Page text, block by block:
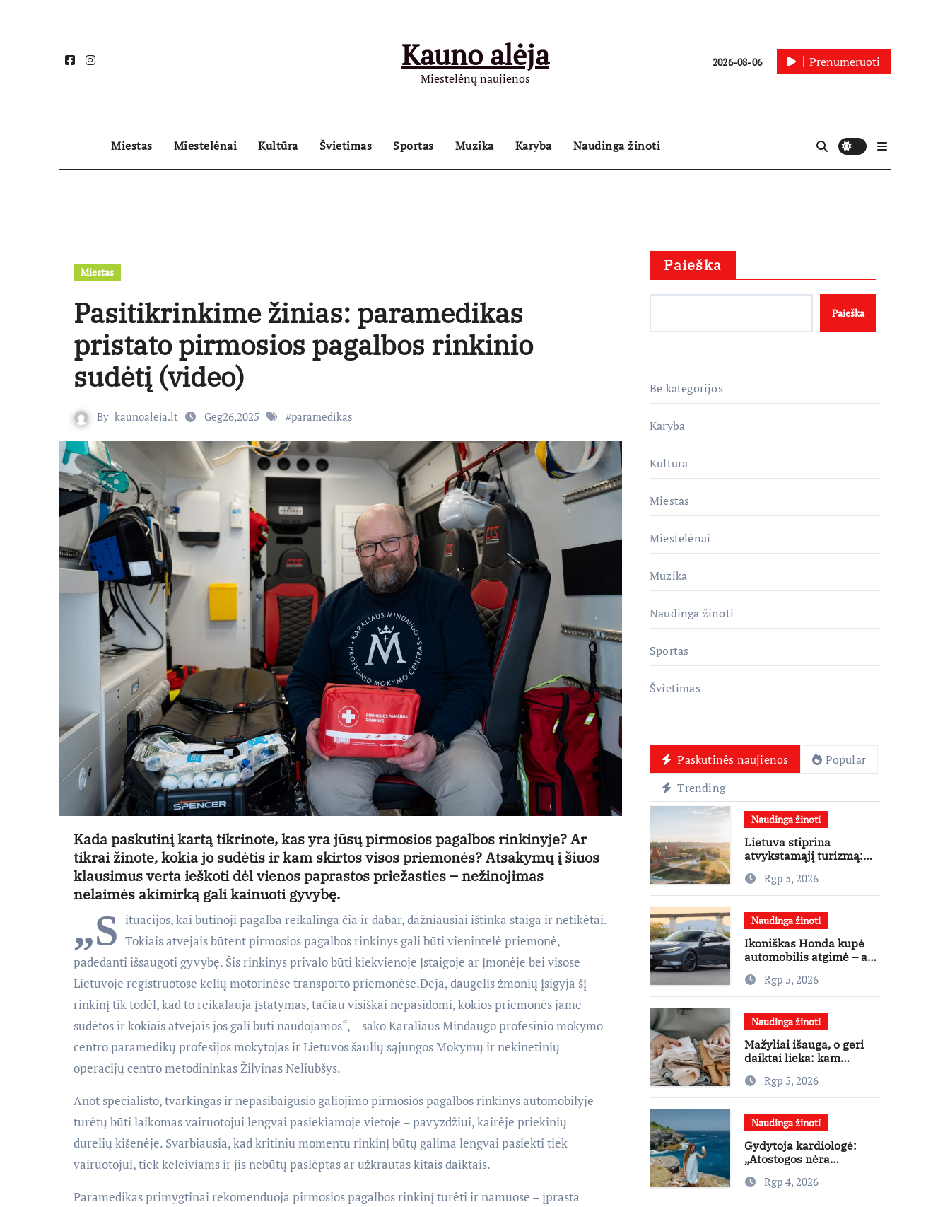
Kauno alėja
Miestelėnų naujienos
2026-08-06 Prenumeruoti
Miestas Miestelėnai Kultūra Švietimas Sportas Muzika Karyba Naudinga žinoti
Miestas
Pasitikrinkime žinias: paramedikas
pristato pirmosios pagalbos rinkinio
sudėtį (video)
By kaunoaleja.lt Geg26,2025 #paramedikas
Kada paskutinį kartą tikrinote, kas yra jūsų pirmosios pagalbos rinkinyje? Ar
tikrai žinote, kokia jo sudėtis ir kam skirtos visos priemonės? Atsakymų į šiuos
klausimus verta ieškoti dėl vienos paprastos priežasties – nežinojimas
nelaimės akimirką gali kainuoti gyvybę.
„S ituacijos, kai būtinoji pagalba reikalinga čia ir dabar, dažniausiai ištinka staiga ir netikėtai.
Tokiais atvejais būtent pirmosios pagalbos rinkinys gali būti vienintelė priemonė,
padedanti išsaugoti gyvybę. Šis rinkinys privalo būti kiekvienoje įstaigoje ar įmonėje bei visose
Lietuvoje registruotose kelių motorinėse transporto priemonėse.Deja, daugelis žmonių įsigyja šį
rinkinį tik todėl, kad to reikalauja įstatymas, tačiau visiškai nepasidomi, kokios priemonės jame
sudėtos ir kokiais atvejais jos gali būti naudojamos“, – sako Karaliaus Mindaugo profesinio mokymo
centro paramedikų profesijos mokytojas ir Lietuvos šaulių sąjungos Mokymų ir nekinetinių
operacijų centro metodininkas Žilvinas Neliubšys.
Anot specialisto, tvarkingas ir nepasibaigusio galiojimo pirmosios pagalbos rinkinys automobilyje
turėtų būti laikomas vairuotojui lengvai pasiekiamoje vietoje – pavyzdžiui, kairėje priekinių
durelių kišenėje. Svarbiausia, kad kritiniu momentu rinkinį būtų galima lengvai pasiekti tiek
vairuotojui, tiek keleiviams ir jis nebūtų paslėptas ar užkrautas kitais daiktais.
Paramedikas primygtinai rekomenduoja pirmosios pagalbos rinkinį turėti ir namuose – įprasta
Paieška
Paieška
Be kategorijos
Karyba
Kultūra
Miestas
Miestelėnai
Muzika
Naudinga žinoti
Sportas
Švietimas
Paskutinės naujienos
Popular
Trending
Naudinga žinoti
Lietuva stiprina
atvykstamąjį turizmą:
užsienio turistams
pritraukti
Rgp 5, 2026
Naudinga žinoti
Ikoniškas Honda kupė
automobilis atgimė – ar
lūkesčius?
Rgp 5, 2026
Naudinga žinoti
Mažyliai išauga, o geri
daiktai lieka: kam
aukso vertės?
Rgp 5, 2026
Naudinga žinoti
Gydytoja kardiologė:
„Atostogos nėra
stengtis per vieną dieną
pamatyti visų lankytinų
Rgp 4, 2026